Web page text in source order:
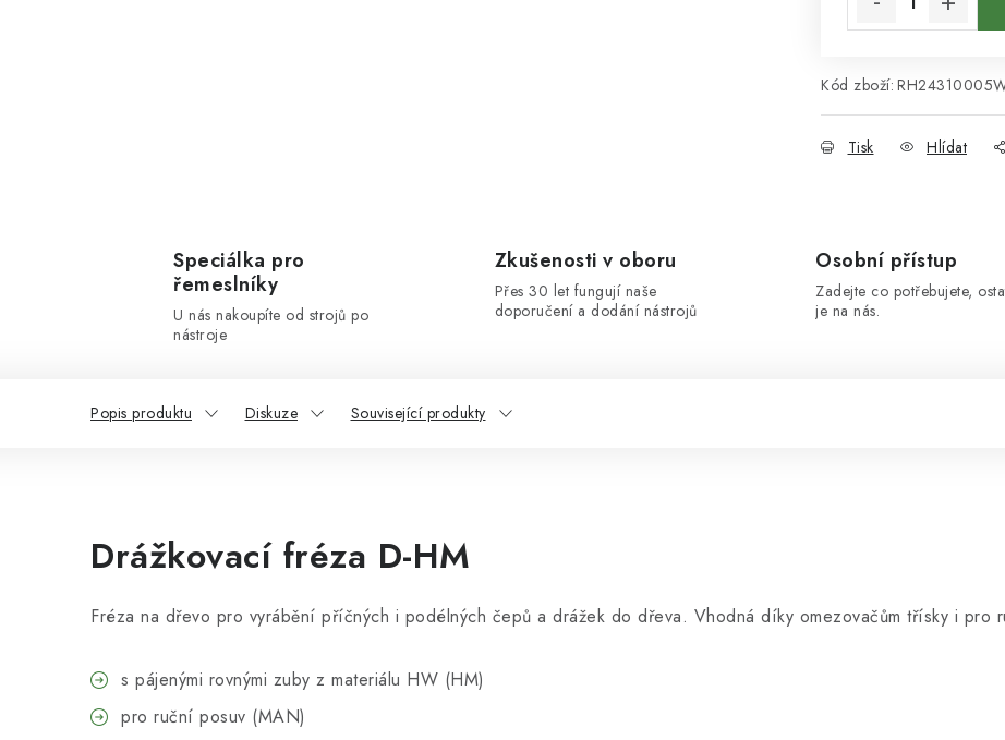
Kód zboží:
Tisk Hlídat
Speciálka pro
řemeslníky
U nás nakoupíte od strojů po
nástroje
Zkušenosti v oboru
Přes 30 let fungují naše
doporučení a dodání nástrojů
Osobní přístup
Zadejte co potřebujete,
je na nás.
Popis produktu Diskuze Související produkty
Drážkovací fréza D-HM
Fréza na dřevo pro vyrábění příčných i podélných čepů a drážek do dřeva. Vhodná díky omezovačům třísky i pro
s pájenými rovnými zuby z materiálu HW (HM)
pro ruční posuv (MAN)